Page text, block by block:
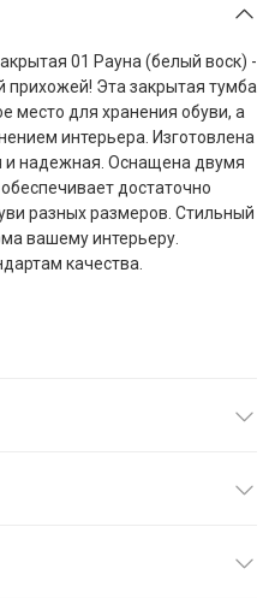
01 Рауна (белый воск) -
Эта закрытая тумба
место для хранения обуви, а
интерьера. Изготовлена
и надежная. Оснащена двумя
достаточно
разных размеров. Стильный
вашему интерьеру.
качества.